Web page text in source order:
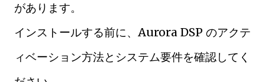
があります。
インストールする前に、Aurora DSP のアクテ
ィベーション方法とシステム要件を確認してく